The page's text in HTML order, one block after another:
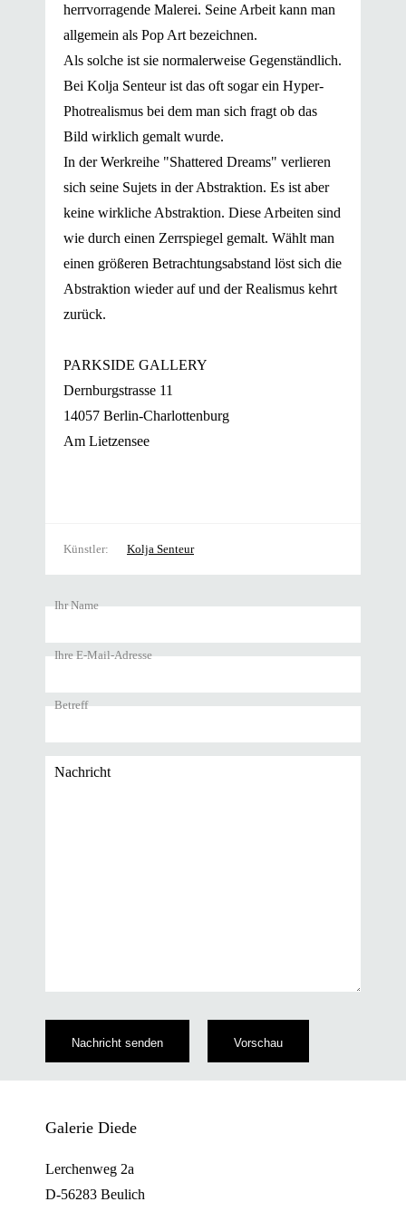
herrvorragende Malerei. Seine Arbeit kann man
allgemein als Pop Art bezeichnen.
Als solche ist sie normalerweise Gegenständlich.
Bei Kolja Senteur ist das oft sogar ein Hyper-
Photrealismus bei dem man sich fragt ob das
Bild wirklich gemalt wurde.
In der Werkreihe "Shattered Dreams" verlieren
sich seine Sujets in der Abstraktion. Es ist aber
keine wirkliche Abstraktion. Diese Arbeiten sind
wie durch einen Zerrspiegel gemalt. Wählt man
einen größeren Betrachtungsabstand löst sich die
Abstraktion wieder auf und der Realismus kehrt
zurück.
PARKSIDE GALLERY
Dernburgstrasse 11
14057 Berlin-Charlottenburg
Am Lietzensee
Künstler Kolja Senteur
Ihr Name
Ihre E-Mail-Adresse
Betreff
Nachricht
Galerie Diede
Lerchenweg 2a
D-56283 Beulich